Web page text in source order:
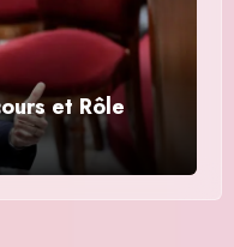
et Rôle